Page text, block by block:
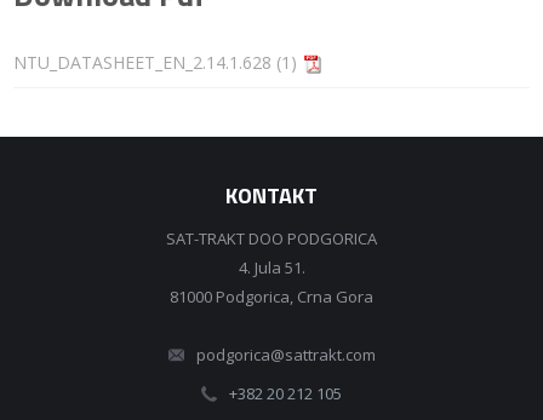
NTU_DATASHEET_EN_2.14.1.628 (1)
KONTAKT
SAT-TRAKT DOO PODGORICA
4. Jula 51.
81000 Podgorica, Crna Gora
podgorica@sattrakt.com
+382 20 212 105